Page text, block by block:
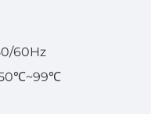
60Hz
50℃~99℃